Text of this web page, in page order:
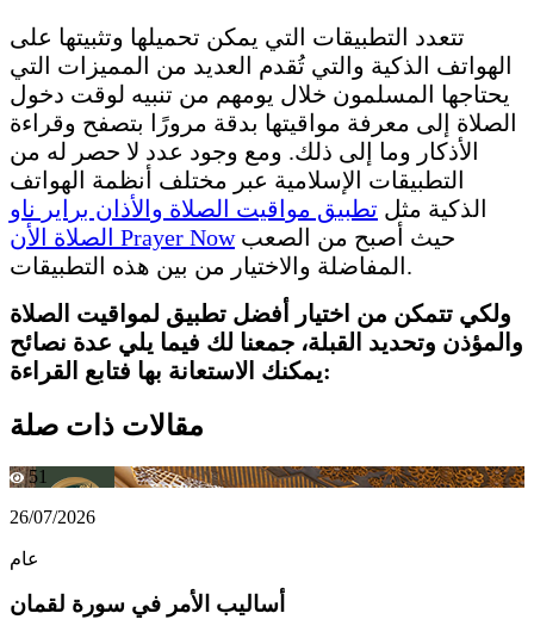
تتعدد التطبيقات التي يمكن تحميلها وتثبيتها على
الهواتف الذكية والتي تُقدم العديد من المميزات التي
يحتاجها المسلمون خلال يومهم من تنبيه لوقت دخول
الصلاة إلى معرفة مواقيتها بدقة مرورًا بتصفح وقراءة
الأذكار وما إلى ذلك. ومع وجود عدد لا حصر له من
التطبيقات الإسلامية عبر مختلف أنظمة الهواتف
الذكية مثل تطبيق مواقيت الصلاة والأذان براير ناو
الصلاة الأن Prayer Nowحيث أصبح من الصعب
المفاضلة والاختيار من بين هذه التطبيقات.
ولكي تتمكن من اختيار أفضل تطبيق لمواقيت الصلاة
والمؤذن وتحديد القبلة، جمعنا لك فيما يلي عدة نصائح
يمكنك الاستعانة بها فتابع القراءة:
مقالات ذات صلة
51
26/07/2026
عام
أساليب الأمر في سورة لقمان